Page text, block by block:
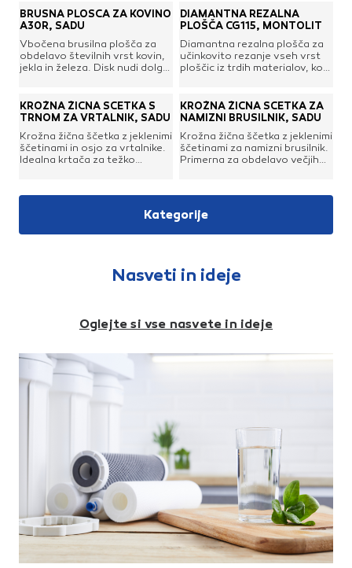
BRUSNA PLOŠČA ZA KOVINO
A30R, SADU
Vbočena brusilna plošča za
obdelavo številnih vrst kovin,
jekla in železa. Disk nudi dolgo
rezultate. Konstrukcijska in
nerjavna jekla, tanke
pločevine, cevi. Odstranjuje
neravnine, brizganje pri
varjenju. Primerno za brušenje
vogalov in robov.Zunanji
6,4 mmOblika: konusna
DIAMANTNA REZALNA
PLOŠČA CG115, MONTOLIT
Diamantna rezalna plošča za
učinkovito rezanje vseh vrst
ploščic iz trdih materialov, kot
kamen. Za mokro ali suho
rezanje. Čisti rez, ne seklja in
KROŽNA ŽIČNA ŠČETKA S
TRNOM ZA VRTALNIK, SADU
Krožna žična ščetka z jeklenimi
ščetinami in osjo za vrtalnike.
Idealna krtača za težko
materialov (kovina, les,
odstranjevanje barve, rje,
vodnega kamna, nakopičenj in
KROŽNA ŽIČNA ŠČETKA ZA
NAMIZNI BRUSILNIK, SADU
Krožna žična ščetka z jeklenimi
ščetinami za namizni brusilnik.
Primerna za obdelavo večjih
odstranjevanje lupine, laka,
vodnega kamna, za poliranje in
čiščenje.
Kategorije
Nasveti in ideje
Oglejte si vse nasvete in ideje